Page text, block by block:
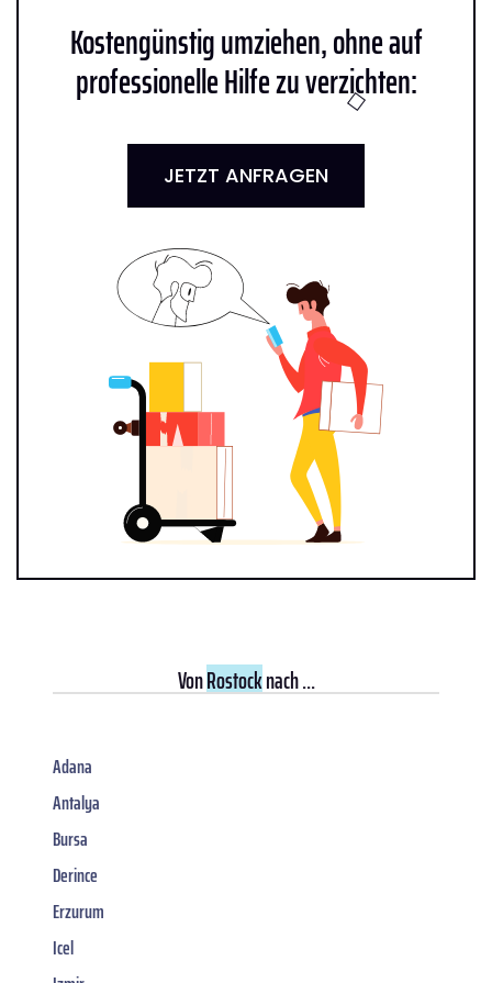
Kostengünstig umziehen, ohne auf
professionelle Hilfe zu verzichten:
JETZT ANFRAGEN
VonRostocknach ...
Adana
Antalya
Bursa
Derince
Erzurum
Icel